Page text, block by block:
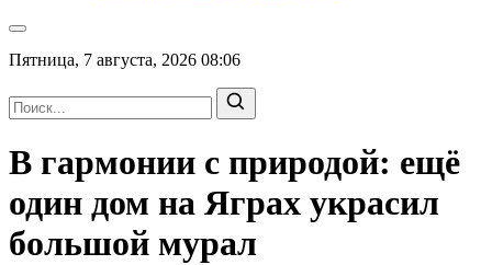
Пятница, 7 августа, 2026 08:06
В гармонии с природой: ещё
один дом на Яграх украсил
большой мурал